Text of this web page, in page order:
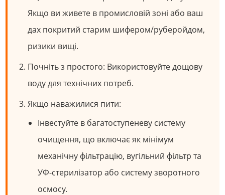
Якщо ви живете в промисловій зоні або ваш
дах покритий старим шифером/руберойдом,
ризики вищі.
Почніть з простого: Використовуйте дощову
воду для технічних потреб.
Якщо наважилися пити:
Інвестуйте в багатоступеневу систему
очищення, що включає як мінімум
механічну фільтрацію, вугільний фільтр та
УФ-стерилізатор або систему зворотного
осмосу.